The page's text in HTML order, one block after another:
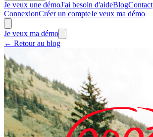
Je veux une démoJ'ai besoin d'aideBlogContact
ConnexionCréer un compteJe veux ma démo
Je veux ma démo
← Retour au blog